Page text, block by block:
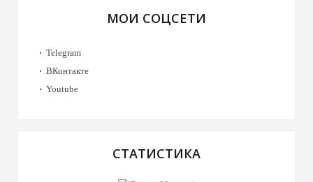
МОИ СОЦСЕТИ
Telegram
ВКонтакте
Youtube
СТАТИСТИКА